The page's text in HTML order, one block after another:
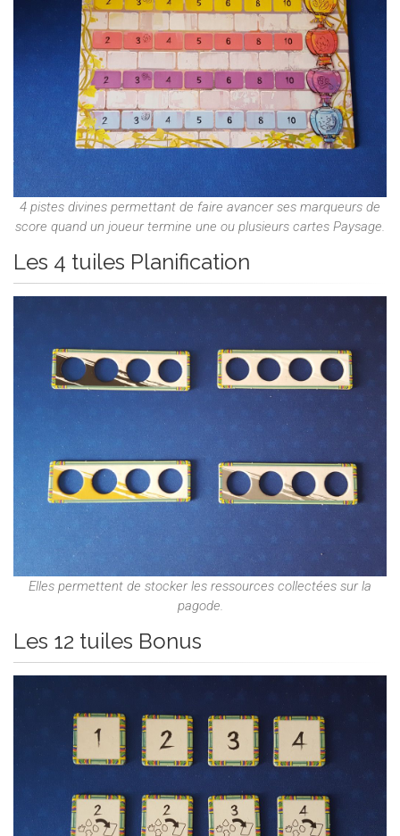
4 pistes divines permettant de faire avancer ses marqueurs de
score quand un joueur termine une ou plusieurs cartes Paysage.
Les 4 tuiles Planification
Elles permettent de stocker les ressources collectées sur la
pagode.
Les 12 tuiles Bonus